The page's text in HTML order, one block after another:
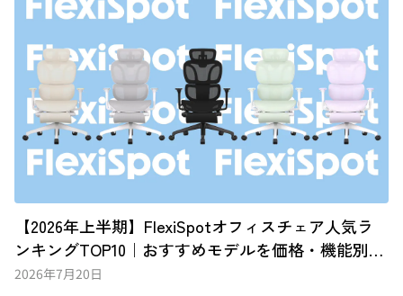
【2026年上半期】FlexiSpotオフィスチェア人気ラ
ンキングTOP10｜おすすめモデルを価格・機能別に
徹底比較
2026年7月20日